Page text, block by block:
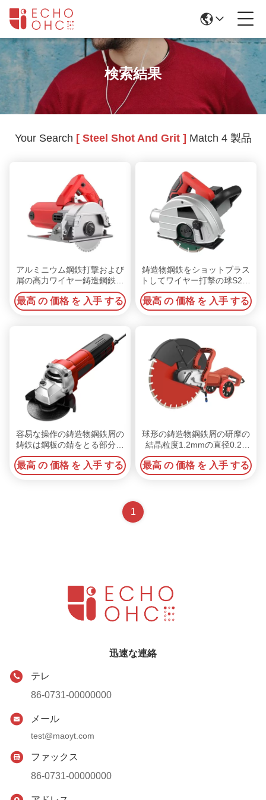
検索結果
Your Search [ Steel Shot And Grit ] Match 4 製品
アルミニウム鋼鉄打撃および
屑の高力ワイヤー鋳造鋼鉄屑
388~509HV
最高 の 価格 を 入手 する
鋳造物鋼鉄をショットブラス
トしてワイヤー打撃の球S280
S330 S390 7.4g/Cm3密度を
きしらせて下さい
最高 の 価格 を 入手 する
容易な操作の鋳造物鋼鉄屑の
鋳鉄は鋼板の錆をとる部分を
造りました
最高 の 価格 を 入手 する
球形の鋳造物鋼鉄屑の研摩の
結晶粒度1.2mmの直径0.2 |
2.5mm
最高 の 価格 を 入手 する
1
迅速な連絡
テレ
86-0731-00000000
メール
test@maoyt.com
ファックス
86-0731-00000000